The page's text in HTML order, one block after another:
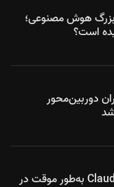
بزرگ هوش مصنوعی؛
دوربین‌محور
گفت‌وگوهای اشتراکی Claude AI به‌طور موقت در